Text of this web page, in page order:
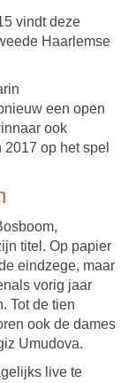
vindt deze
Haarlemse
een open
ook
op het spel
titel. Op papier
eindzege, maar
vorig jaar
Tot de tien
ook de dames
Umudova.
live te